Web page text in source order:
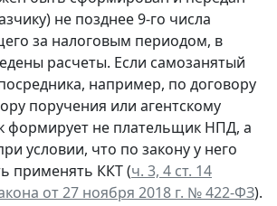
не позднее 9-го числа
за налоговым периодом, в
расчеты. Если самозанятый
например, по договору
поручения или агентскому
формирует не плательщик НПД, а
условии, что по закону у него
применять ККТ (ч. 3, 4 ст. 14
от 27 ноября 2018 г. № 422-ФЗ).